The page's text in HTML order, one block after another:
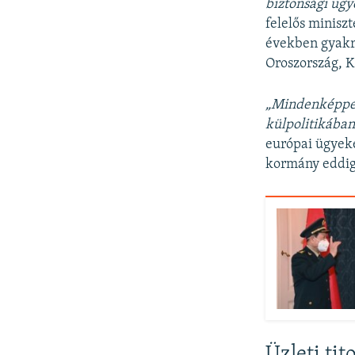
biztonsági
felelős
években
Oroszország,
külpolitikában
európai
kormány